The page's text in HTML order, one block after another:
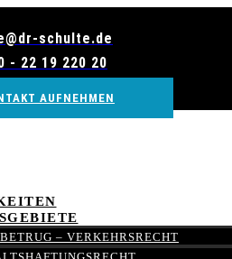
schulte.de
- 22 19 220 20
AUFNEHMEN
– VERKEHRSRECHT